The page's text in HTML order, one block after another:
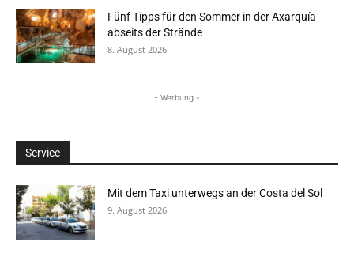
Fünf Tipps für den Sommer in der Axarquía
abseits der Strände
8. August 2026
- Werbung -
Service
Mit dem Taxi unterwegs an der Costa del Sol
9. August 2026